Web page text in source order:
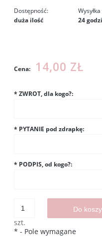
Dostępność:
duża ilość
24
Cena nie zawiera
Cena: 14,00 ZŁ
* ZWROT, dla kogo?:
* PYTANIE pod zdrapkę:
* PODPIS, od kogo?:
szt.
Do
* - Pole wymagane